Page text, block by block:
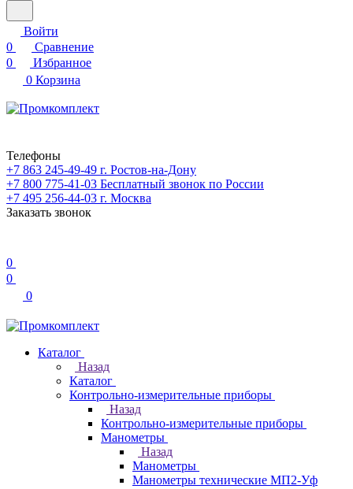
Войти
0
Сравнение
0
Избранное
0 Корзина
Телефоны
+7 863 245-49-49 г. Ростов-на-Дону
+7 800 775-41-03 Бесплатный звонок по России
+7 495 256-44-03 г. Москва
Заказать звонок
0
0
0
Каталог
Назад
Каталог
Контрольно-измерительные приборы
Назад
Контрольно-измерительные приборы
Манометры
Назад
Манометры
Манометры технические МП2-Уф